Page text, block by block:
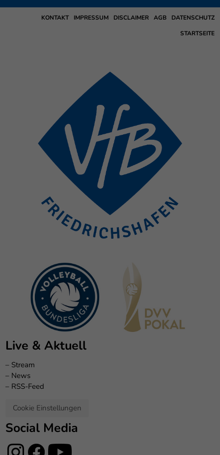
DATENSCHUTZ
AGB
DISCLAIMER
IMPRESSUM
KONTAKT
STARTSEITE
Live & Aktuell
– Stream
– News
– RSS-Feed
Cookie Einstellungen
Social Media